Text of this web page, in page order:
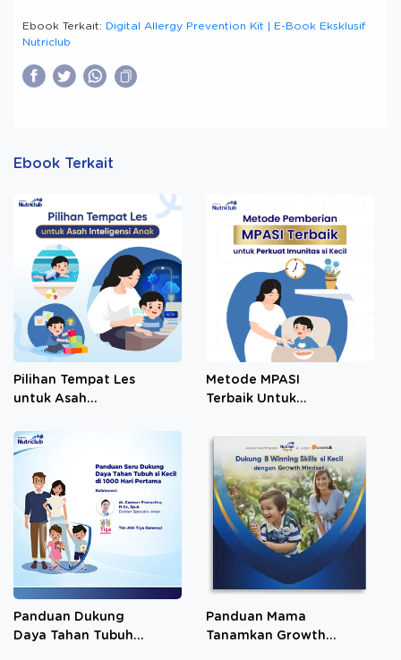
Ebook Terkait: Digital Allergy Prevention Kit | E-Book Eksklusif
Nutriclub
Ebook Terkait
Pilihan Tempat Les
untuk Asah
Metode MPASI
Terbaik Untuk
Kecil
Panduan Dukung
Daya Tahan Tubuh
Panduan Mama
Tanamkan Growth